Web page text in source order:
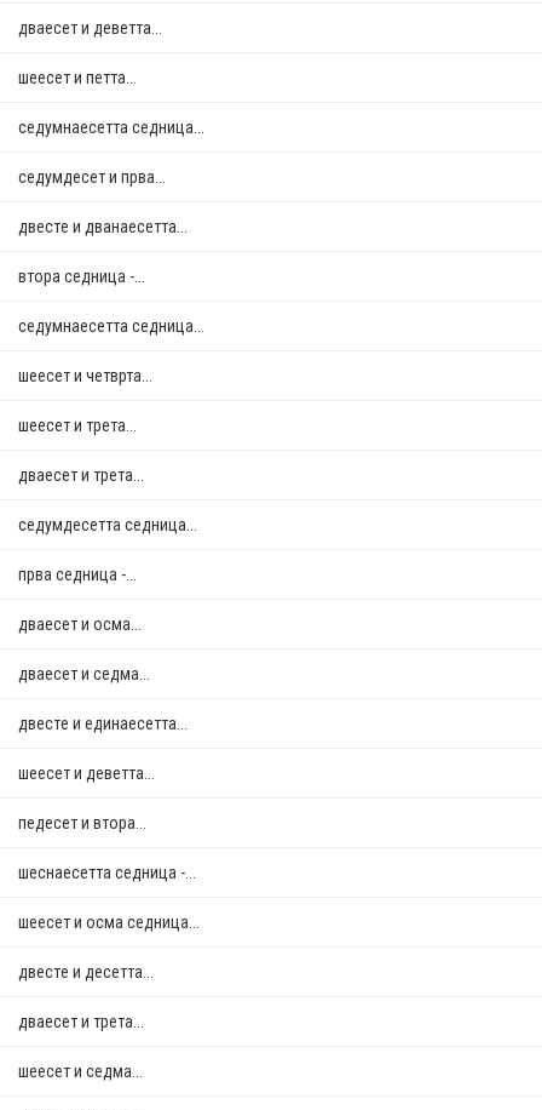
дваесет и деветта...
шеесет и петта...
седумнаесетта седница...
седумдесет и прва...
двестe и дванаесетта...
втора седница -...
седумнаесетта седница...
шеесет и четврта...
шеесет и трета...
дваесет и трета...
седумдесетта седница...
прва седница -...
дваесет и осма...
дваесет и седма...
двестe и единаесетта...
шеесет и деветта...
педесет и втора...
шеснаесетта седница -...
шеесет и осма седница...
двестe и десетта...
дваесет и трета...
шеесет и седма...